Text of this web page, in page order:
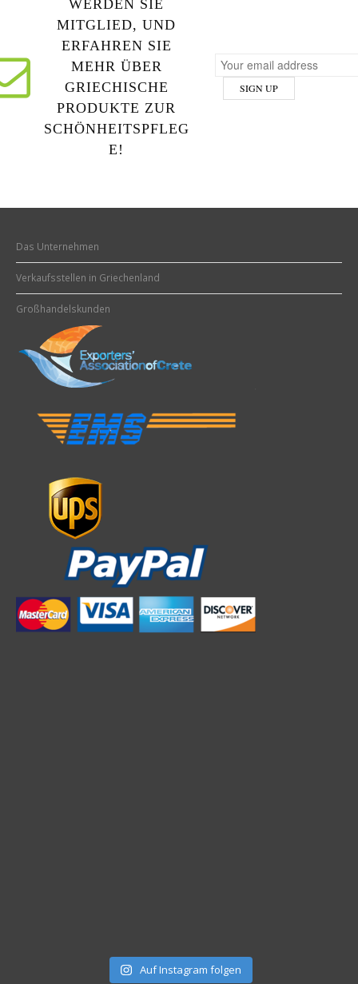
WERDEN SIE
MITGLIED, UND
ERFAHREN SIE
MEHR ÜBER
GRIECHISCHE
PRODUKTE ZUR
SCHÖNHEITSPFLEG
E!
Das Unternehmen
Verkaufsstellen in Griechenland
Großhandelskunden
Auf Instagram folgen